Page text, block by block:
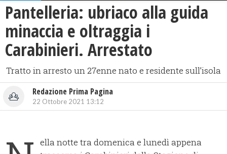
Pantelleria: ubriaco alla guida
minaccia e oltraggia i
Carabinieri. Arrestato
Tratto in arresto un 27enne nato e residente sull’isola
Redazione Prima Pagina
22 Ottobre 2021 13:12
ella notte tra domenica e lunedì appena